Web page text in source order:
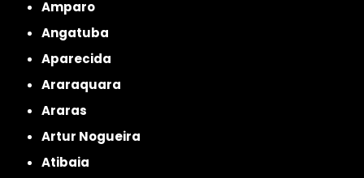
Amparo
Angatuba
Aparecida
Araraquara
Araras
Artur Nogueira
Atibaia